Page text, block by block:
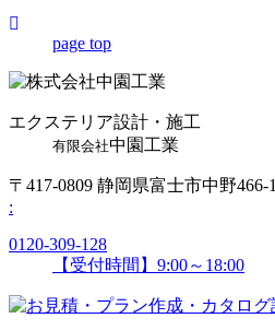
page top
エクステリア設計・施工
有限会社中園工業
〒417-0809 静岡県富士市中野466-1
:
0120-309-128
【受付時間】9:00～18:00